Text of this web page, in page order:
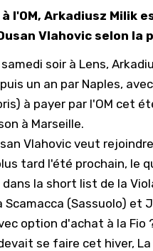
à l'OM, Arkadiusz Milik
Vlahovic selon la
soir à Lens,
un an par Naples,
à payer par l'OM cet
à Marseille.
Vlahovic veut
tard l'été prochain, le
dans la short list de la
Scamacca (Sassuolo) et
option d'achat à la Fio
se faire cet hiver,